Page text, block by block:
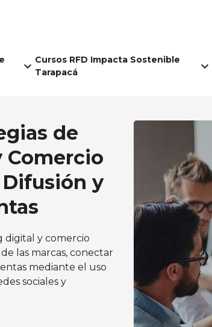
keyboard_arrow_down Cursos RFD Impacta Sostenible
Tarapacá
keyboard_arrow_down
de
y
digital y comercio
las marcas, conectar
mediante el uso
sociales y